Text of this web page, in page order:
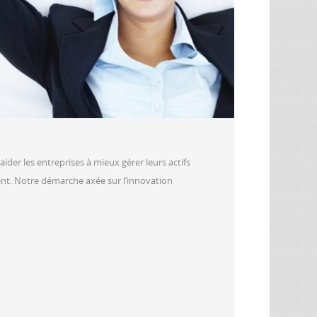
les entreprises à mieux gérer leurs actifs
Notre démarche axée sur l’innovation